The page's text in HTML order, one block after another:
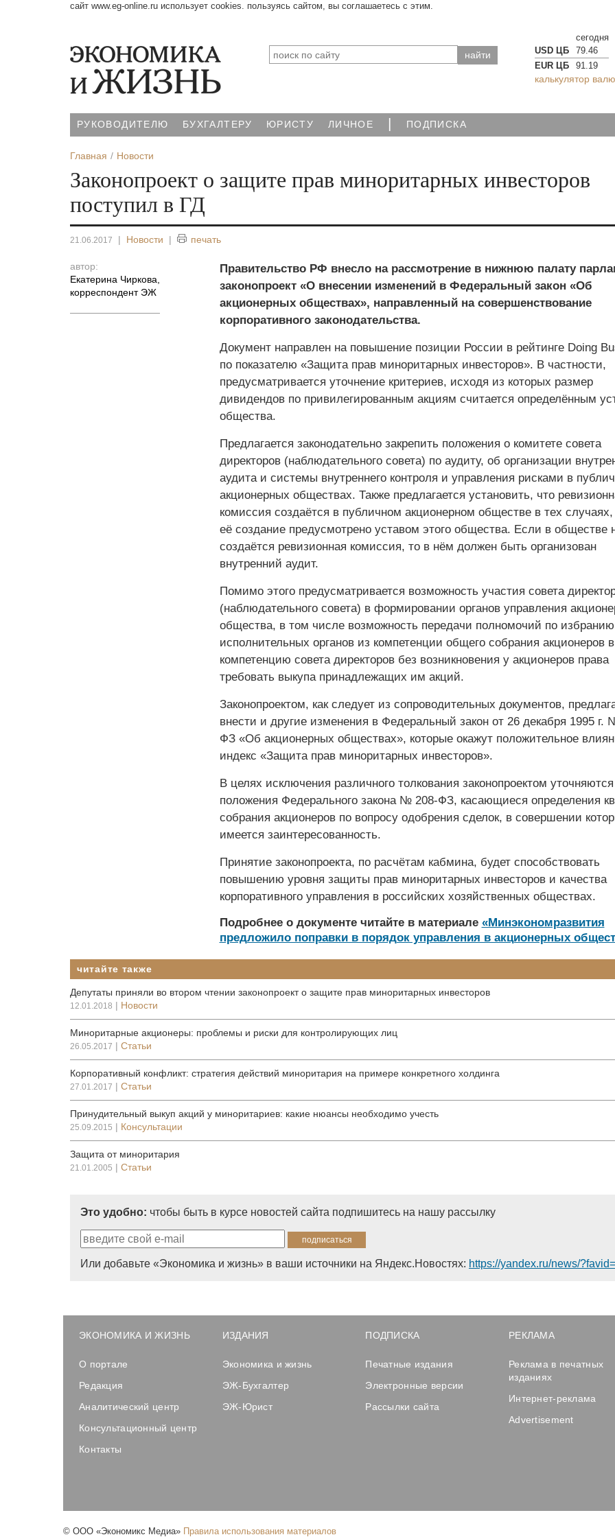
сайт www.eg-online.ru использует cookies. пользуясь сайтом, вы соглашаетесь с этим.
сегодня
USD ЦБ
79.46
EUR ЦБ
91.19
калькулятор
РУКОВОДИТЕЛЮ БУХГАЛТЕРУ ЮРИСТУ ЛИЧНОЕ | ПОДПИСКА
Главная Новости
Законопроект о защите прав миноритарных инвесторов
поступил в ГД
21.06.2017 | Новости | печать
автор:
Екатерина Чиркова
корреспондент ЭЖ
Правительство РФ внесло на рассмотрение в нижнюю палату
законопроект «О внесении изменений в Федеральный закон «Об
акционерных обществах», направленный на совершенствование
корпоративного законодательства.
Документ направлен на повышение позиции России в рейтинге Doing
по показателю «Защита прав миноритарных инвесторов». В частности,
предусматривается уточнение критериев, исходя из которых размер
дивидендов по привилегированным акциям считается определённым
общества.
Предлагается законодательно закрепить положения о комитете совета
директоров (наблюдательного совета) по аудиту, об организации
аудита и системы внутреннего контроля и управления рисками в
акционерных обществах. Также предлагается установить, что
комиссия создаётся в публичном акционерном обществе в тех случаях,
её создание предусмотрено уставом этого общества. Если в обществе
создаётся ревизионная комиссия, то в нём должен быть организован
внутренний аудит.
Помимо этого предусматривается возможность участия совета
(наблюдательного совета) в формировании органов управления
общества, в том числе возможность передачи полномочий по избранию
исполнительных органов из компетенции общего собрания акционеров в
компетенцию совета директоров без возникновения у акционеров права
требовать выкупа принадлежащих им акций.
Законопроектом, как следует из сопроводительных документов,
внести и другие изменения в Федеральный закон от 26 декабря 1995 г.
ФЗ «Об акционерных обществах», которые окажут положительное
индекс «Защита прав миноритарных инвесторов».
В целях исключения различного толкования законопроектом уточняются
положения Федерального закона № 208-ФЗ, касающиеся определения
собрания акционеров по вопросу одобрения сделок, в совершении
имеется заинтересованность.
Принятие законопроекта, по расчётам кабмина, будет способствовать
повышению уровня защиты прав миноритарных инвесторов и качества
корпоративного управления в российских хозяйственных обществах.
Подробнее о документе читайте в материале «Минэкономразвития
предложило поправки в порядок управления в акционерных
читайте также
Депутаты приняли во втором чтении законопроект о защите прав миноритарных инвесторов
12.01.2018 | Новости
Миноритарные акционеры: проблемы и риски для контролирующих лиц
26.05.2017 | Статьи
Корпоративный конфликт: стратегия действий миноритария на примере конкретного холдинга
27.01.2017 | Статьи
Принудительный выкуп акций у миноритариев: какие нюансы необходимо учесть
25.09.2015 | Консультации
Защита от миноритария
21.01.2005 | Статьи
Это удобно: чтобы быть в курсе новостей сайта подпишитесь на нашу рассылку
Или добавьте «Экономика и жизнь» в ваши источники на Яндекс.Новостях: https://yandex.ru/news/
ЭКОНОМИКА И ЖИЗНЬ
О портале
Редакция
Аналитический центр
Консультационный центр
Контакты
ИЗДАНИЯ
Экономика и жизнь
ЭЖ-Бухгалтер
ЭЖ-Юрист
ПОДПИСКА
Печатные издания
Электронные версии
Рассылки сайта
РЕКЛАМА
Реклама в печатных
изданиях
Интернет-реклама
Advertisement
© ООО «Экономикс Медиа» Правила использования материалов